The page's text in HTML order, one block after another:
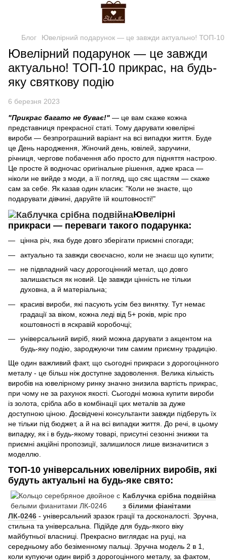
Блог Ювелірний подарунок — це завжди актуально! ТОП-10
Ювелірний подарунок — це завжди
актуально! ТОП-10 прикрас, на будь-
яку святкову подію
6 березня 2023
"Прикрас багато не буває!" — це вам скаже кожна
представниця прекрасної статі. Тому дарувати ювелірні
вироби — безпрограшний варіант на всі випадки життя. Буде
це День народження, Жіночий день, ювілей, заручини,
річниця, чергове побачення або просто для підняття настрою.
Це просте й водночас оригінальне рішення, адже краса —
ніколи не вийде з моди, а її погляд, що сяє щастям — скаже
сам за себе. Як казав один класик: "Коли не знаєте, що
подарувати дівчині, даруйте їй коштовності!"
Ювелірні
прикраси — переваги такого подарунка:
цінна річ, яка буде довго зберігати приємні спогади;
актуально та завжди своєчасно, коли не знаєш що купити;
не підвладний часу дорогоцінний метал, що довго
залишається як новий. Це завжди цінність не тільки
духовна, а й матеріальна;
красиві вироби, які пасують усім без винятку. Тут немає
градації за віком, кожна леді від 5+ років, мріє про
коштовності в яскравій коробочці;
універсальний виріб, який можна дарувати з акцентом на
будь-яку подію, зароджуючи тим самим приємну традицію.
Ще один важливий факт, що сьогодні прикраси з дорогоцінного
металу - це більш ніж доступне задоволення. Велика кількість
виробів на ювелірному ринку значно знизила вартість прикрас,
при чому не за рахунок якості. Сьогодні можна купити вироби
із золота, срібла або в комбінації цих металів за дуже
доступною ціною. Досвідчені консультанти завжди підберуть їх
не тільки під бюджет, а й на всі випадки життя. До речі, в цьому
випадку, як і в будь-якому товарі, присутні сезонні знижки та
приємні акційні пропозиції, залишилося лише визначитися з
моделлю.
ТОП-10 універсальних ювелірних виробів, які
будуть актуальні на будь-яке свято:
Каблучка срібна подвійна
з білими фіанітами
ЛК-0246 - універсальний зразок грації та досконалості. Зручна,
стильна та універсальна. Підійде для будь-якого віку
майбутньої власниці. Прекрасно виглядає на руці, на
середньому або безіменному пальці. Зручна модель 2 в 1,
коли купуючи один виріб з дорогоцінного металу, за фактом,